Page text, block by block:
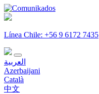
Línea Chile: +56 9 6172 7435
العربية
Azerbaijani
Català
中文